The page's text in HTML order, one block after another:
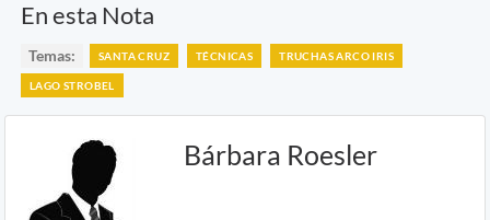
En esta Nota
Temas: SANTA CRUZ TÉCNICAS TRUCHAS ARCO IRIS
LAGO STROBEL
Bárbara Roesler